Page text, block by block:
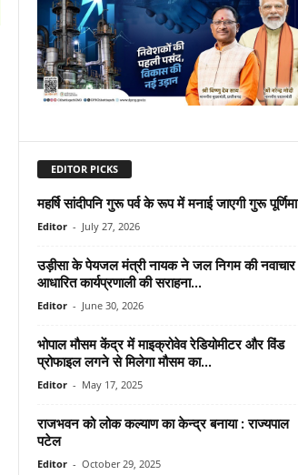
EDITOR PICKS
महर्षि सांदीपनि गुरू पर्व के रूप में मनाई जाएगी गुरू पूर्णिमा
Editor - July 27, 2026
उड़ीसा के पेयजल मंत्री नायक ने जल निगम की नवाचार
आधारित कार्यप्रणाली की सराहना...
Editor - June 30, 2026
भोपाल मौसम केंद्र में माइक्रोवेव रेडियोमीटर और विंड
प्रोफाइल लगने से मिलेगा मौसम का...
Editor - May 17, 2025
राजभवन को लोक कल्याण का केन्द्र बनाया : राज्यपाल
पटेल
Editor - October 29, 2025